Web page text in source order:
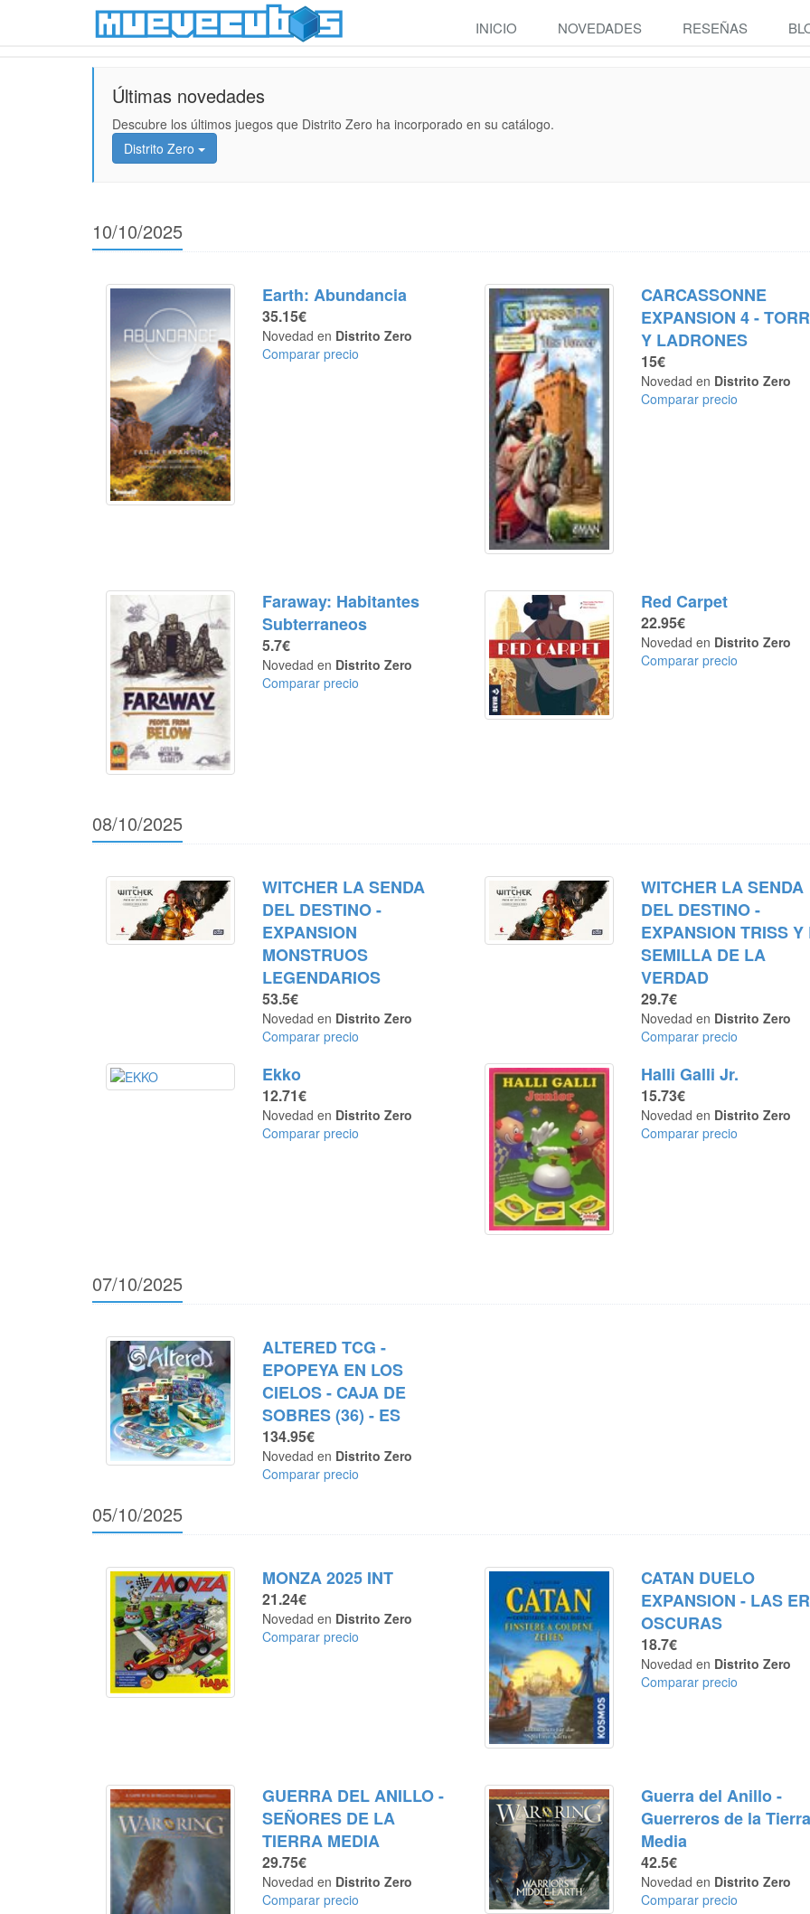
INICIO NOVEDADES RESEÑAS
Últimas novedades
Descubre los últimos juegos que Distrito Zero ha incorporado en su catálogo.
Distrito Zero
10/10/2025
Earth: Abundancia
35.15€
Novedad en Distrito Zero
Comparar precio
CARCASSONNE
EXPANSION 4 -
Y LADRONES
15€
Novedad en Distrito Zero
Comparar precio
Faraway: Habitantes
Subterraneos
5.7€
Novedad en Distrito Zero
Comparar precio
Red Carpet
22.95€
Novedad en Distrito Zero
Comparar precio
08/10/2025
WITCHER LA SENDA
DEL DESTINO -
EXPANSION
MONSTRUOS
LEGENDARIOS
53.5€
Novedad en Distrito Zero
Comparar precio
WITCHER LA SENDA
DEL DESTINO -
EXPANSION TRISS Y
SEMILLA DE LA
VERDAD
29.7€
Novedad en Distrito Zero
Comparar precio
Ekko
12.71€
Novedad en Distrito Zero
Comparar precio
Halli Galli Jr.
15.73€
Novedad en Distrito Zero
Comparar precio
07/10/2025
ALTERED TCG -
EPOPEYA EN LOS
CIELOS - CAJA DE
SOBRES (36) - ES
134.95€
Novedad en Distrito Zero
Comparar precio
05/10/2025
MONZA 2025 INT
21.24€
Novedad en Distrito Zero
Comparar precio
CATAN DUELO
EXPANSION - LAS
OSCURAS
18.7€
Novedad en Distrito Zero
Comparar precio
GUERRA DEL ANILLO -
SEÑORES DE LA
TIERRA MEDIA
29.75€
Novedad en Distrito Zero
Comparar precio
Guerra del Anillo -
Guerreros de la
Media
42.5€
Novedad en Distrito Zero
Comparar precio